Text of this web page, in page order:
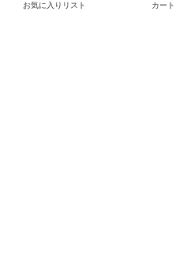
お気に入りリスト カート